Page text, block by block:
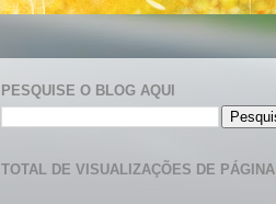
PESQUISE O BLOG AQUI
TOTAL DE VISUALIZAÇÕES DE PÁGINA